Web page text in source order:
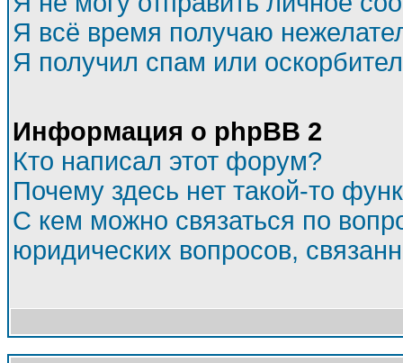
Я всё время получаю
Я получил спам или
Информация о phpBB 2
Кто написал этот форум?
Почему здесь нет такой-то
С кем можно связаться по
юридических вопросов,